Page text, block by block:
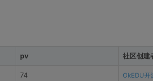
pv 社区创建
74 OkEDU开